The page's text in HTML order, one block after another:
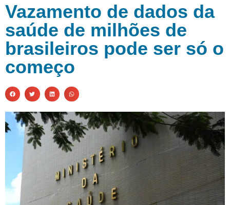
Vazamento de dados da
saúde de milhões de
brasileiros pode ser só o
começo